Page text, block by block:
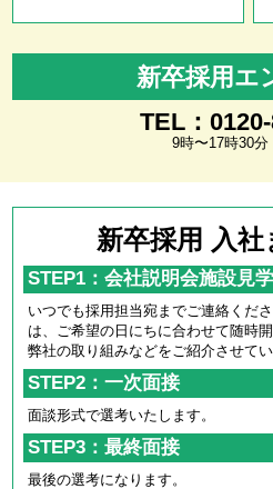
新卒採用エ
TEL：
9時〜17時30分
新卒採用 入
STEP1：会社説明会施設見
いつでも採用担当宛までご連絡くだ
は、ご希望の日にちに合わせて随時開
弊社の取り組みなどをご紹介させてい
STEP2：一次面接
面談形式で選考いたします。
STEP3：最終面接
最後の選考になります。